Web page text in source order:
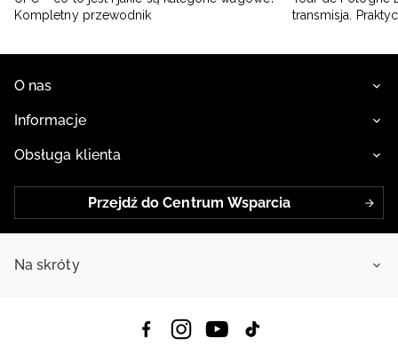
Kompletny przewodnik
transmisja.
O nas
Informacje
Obsługa klienta
Przejdź do Centrum Wsparcia
Na skróty